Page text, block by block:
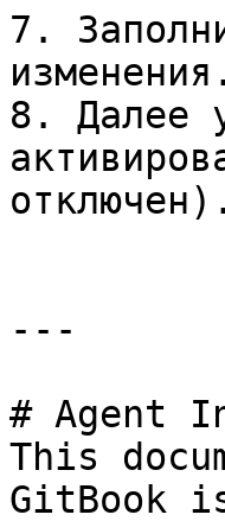
7.
8. Далее
отключен).
---
# Agent
This
GitBook